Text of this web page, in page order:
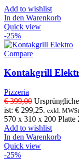
Add to wishlist
In den Warenkorb
Quick view
-25%
Compare
Kontakgrill
Pizzeria
€399,00
ist: € 299,25. exkl.
570 x 310 x 200
Add to wishlist
In den Warenkorb
Quick view
-25%